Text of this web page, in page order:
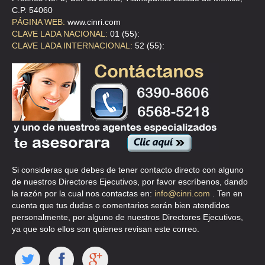
RED PARA LA DEFENSA DE LOS DERECHOS HUMANOS "JOSÉ ANTONIO
Villa Hermosa 21-A, Hipódromo Condesa, 06170,
Informes: Tel. 55 64 57 79, 52 72 99 19,52 72 99 64 Fax. 55.15.45.65
Representante 1: FRANCISCO J. GIL CASTAÑEDA, PRESIDENTE
Fecha de Actualización: 28/01/2003
f_javier_gil@hotmail.com
RED POR LA SALUD DE LAS MUJERES DEL D.F
Bélgica 1007, int. 3, Portales, 03300,
Informes: Tel. 56 72 18 13, 55 39 49 13 Fax. 56.72.18.13
Representante 1: LIC. CLAUDIA CRUZ, COORDINADORA EJECUTIVA
Fecha de Actualización: 14/02/2002
redsaluddf@laneta.apc.org,proderechos@laneta.apc.org
REGIONAL DE MUJERES
Argentina 63, Centro, 06040,
Informes: Tel. 55 26 76 29
Representante 1: CARMEN MARTÍNEZ FLORES, COORDINADORA
Fecha de Actualización: 20/03/2003
RESIDENCIA HOGAR JOSÉ BARROSO CHÁVEZ, I.A.P.
Amacuzac 427, San Andrés Tetepilco, 09440,
C.P. 54060
PÁGINA WEB: www.cinri.com
CLAVE LADA NACIONAL: 01 (55):
CLAVE LADA INTERNACIONAL: 52 (55):
Si consideras que debes de tener contacto directo con alguno
de nuestros Directores Ejecutivos, por favor escríbenos, dando
la razón por la cual nos contactas en: info@cinri.com
. Ten en
cuenta que tus dudas o comentarios serán bien atendidos
personalmente, por alguno de nuestros Directores Ejecutivos,
ya que solo ellos son quienes revisan este correo.